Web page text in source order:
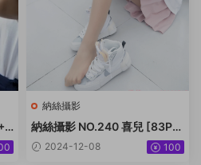
納絲攝影
納絲攝影 NO.240 喜兒 [83P+
375M]
2024-12-08 100